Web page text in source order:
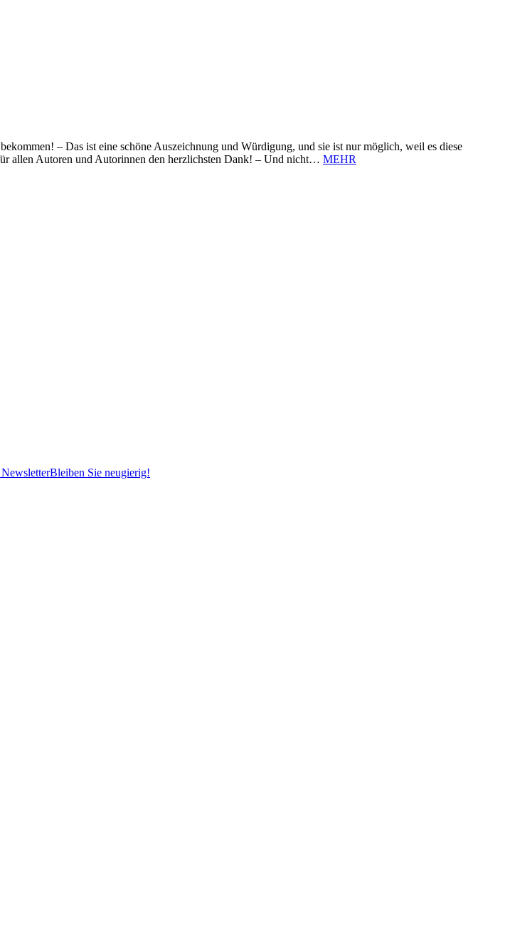
– Das ist eine schöne Auszeichnung und Würdigung, und sie ist nur möglich, weil es diese
allen Autoren und Autorinnen den herzlichsten Dank! – Und nicht… MEHR
Bleiben Sie neugierig!